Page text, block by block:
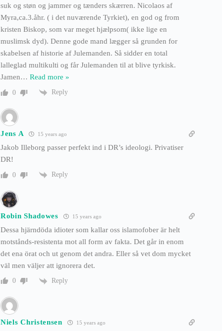
suk og støn og jammer og tænders skærren. Nicolaos af
Myra,ca.3.åhr. ( i det nuværende Tyrkiet), en god og from
kristen Biskop, som var meget hjælpsom( ikke lige en
muslimsk dyd). Denne gode mand lægger så grunden for
skabelsen af historie af Julemanden. Så sidder en total
lalleglad multikulti og får Julemanden til at blive tyrkisk.
Jamen… Read more »
0 Reply
Jens A 15 years ago
Jakob Illeborg passer perfekt ind i DR’s ideologi. Privatiser
DR!
0 Reply
Robin Shadowes 15 years ago
Dessa hjärndöda idioter som kallar oss islamofober är helt
motstånds-resistenta mot all form av fakta. Det går in enom
det ena örat och ut genom det andra. Eller så vet dom mycket
väl men väljer att ignorera det.
0 Reply
Niels Christensen 15 years ago